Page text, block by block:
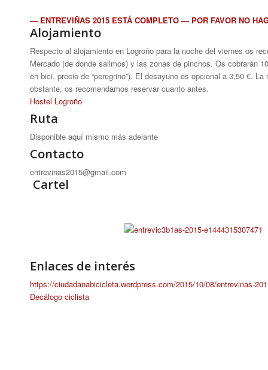
— ENTREVIÑAS 2015 ESTÁ COMPLETO — POR FAVOR NO
Alojamiento
Respecto al alojamiento en Logroño para la noche del viernes os
Mercado (de donde salimos) y las zonas de pinchos. Os cobrarán
en bici, precio de “peregrino”). El desayuno es opcional a 3,50 €.
obstante, os recomendamos reservar cuanto antes.
Hostel Logroño
Ruta
Disponible aquí mismo más adelante
Contacto
entrevinas2015@gmail.com
Cartel
Enlaces de interés
https://ciudadanabicicleta.wordpress.com/2015/10/08/entrevinas-
Decálogo ciclista